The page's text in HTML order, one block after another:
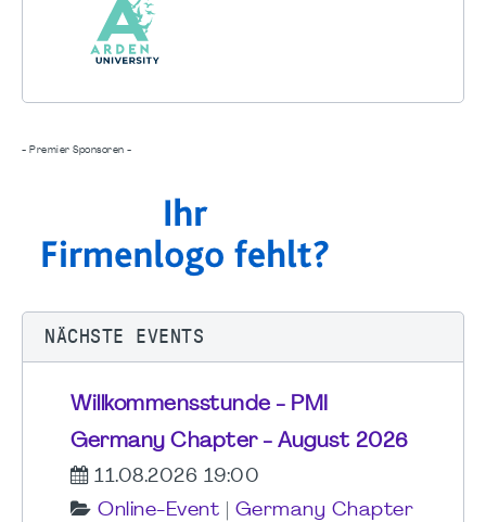
- Premier Sponsoren -
NÄCHSTE EVENTS
Willkommensstunde - PMI
Germany Chapter - August 2026
11.08.2026 19:00
Online-Event
Germany Chapter